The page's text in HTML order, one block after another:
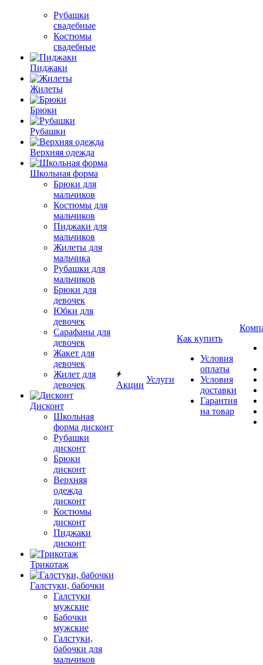
Рубашки
свадебные
Костюмы
свадебные
Пиджаки
Жилеты
Брюки
Рубашки
Верхняя одежда
Школьная форма
Брюки для
мальчиков
Костюмы для
мальчиков
Пиджаки для
мальчиков
Жилеты для
мальчика
Рубашки для
мальчиков
Брюки для
девочек
Юбки для
девочек
Сарафаны для
девочек
Жакет для
девочек
Жилет для
девочек
Дисконт
Школьная
форма дисконт
Рубашки
дисконт
Брюки
дисконт
Верхняя
одежда
дисконт
Костюмы
дисконт
Пиджаки
дисконт
Трикотаж
Галстуки, бабочки
Галстуки
мужские
Бабочки
мужские
Галстуки,
бабочки для
мальчиков
Акции
Услуги
Как купить
Условия
оплаты
Условия
доставки
Гарантия
на товар